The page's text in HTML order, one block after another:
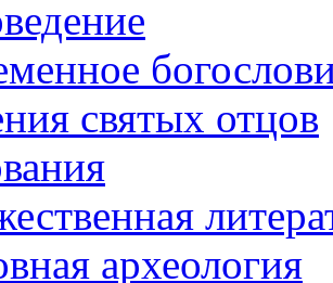
святых отцов
археология